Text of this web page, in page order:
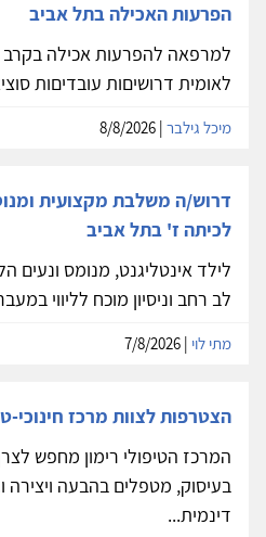
הפרעות האכילה בתל אביב
למרפאה להפרעות אכילה בקרב
לאומית דרושיםות עובדיםות
מיכל גילבר
דרוש/ה משלבת מקצועית
לכיתה ז' בתל אביב
לילד אינטליגנט, מנומס ונעים
לב רחב וניסיון מוכח לליווי
מתי לוי
הצטרפות לצוות מרכז חינוכי-
המרכז הטיפולי רימון מחפש
בעיסוק, מטפלים בהבעה ויצירה
דינמית...